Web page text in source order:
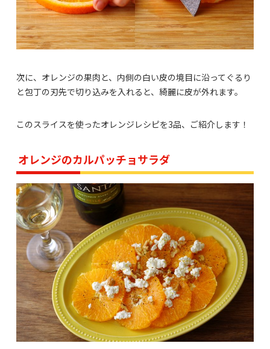
次に、オレンジの果肉と、内側の白い皮の境目に沿ってぐるり
と包丁の刃先で切り込みを入れると、綺麗に皮が外れます。
このスライスを使ったオレンジレシピを3品、ご紹介します！
オレンジのカルパッチョサラダ